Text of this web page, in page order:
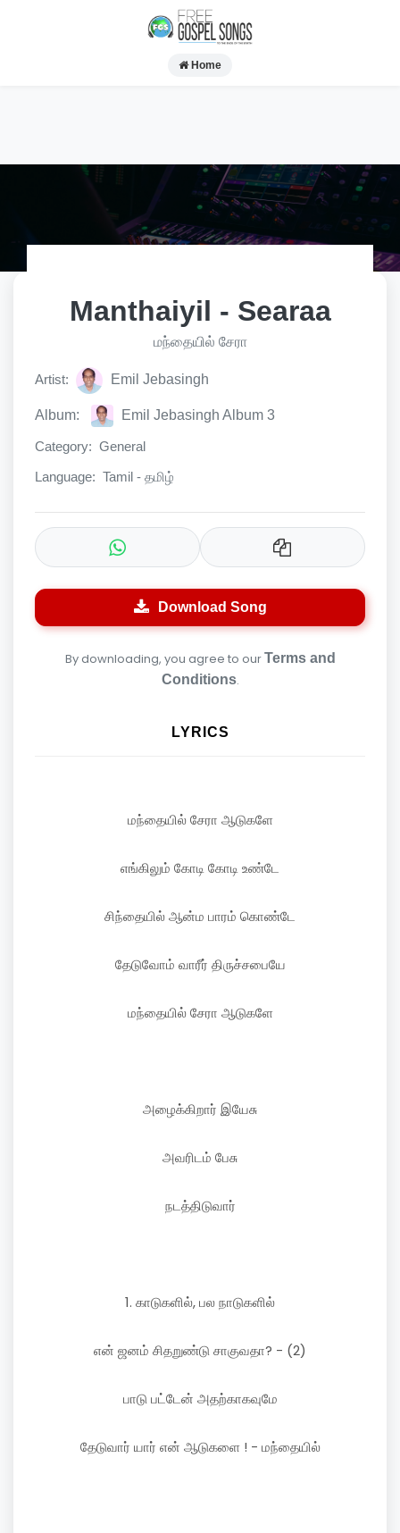
Home
Manthaiyil - Searaa
மந்தையில் சேரா
Artist: Emil Jebasingh
Album: Emil Jebasingh Album 3
Category: General
Language: Tamil - தமிழ்
Download Song
By downloading, you agree to ourTerms and
Conditions.
LYRICS
மந்தையில் சேரா ஆடுகளே
எங்கிலும் கோடி கோடி உண்டே
சிந்தையில் ஆன்ம பாரம் கொண்டே
தேடுவோம் வாரீர் திருச்சபையே
மந்தையில் சேரா ஆடுகளே
அழைக்கிறார் இயேசு
அவரிடம் பேசு
நடத்திடுவார்
1. காடுகளில், பல நாடுகளில்
என் ஜனம் சிதறுண்டு சாகுவதா? - (2)
பாடு பட்டேன் அதற்காகவுமே
தேடுவார் யார் என் ஆடுகளை ! - மந்தையில்